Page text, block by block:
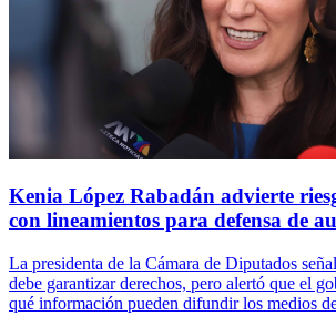
Kenia López Rabadán advierte
con lineamientos para defensa de
La presidenta de la Cámara de Diputados
debe garantizar derechos, pero alertó que el
qué información pueden difundir los medios